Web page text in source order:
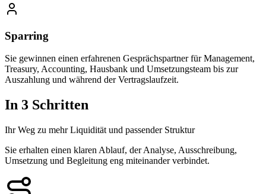
Sparring
Sie gewinnen einen erfahrenen Gesprächspartner für Management,
Treasury, Accounting, Hausbank und Umsetzungsteam bis zur
Auszahlung und während der Vertragslaufzeit.
In 3 Schritten
Ihr Weg zu mehr Liquidität und passender Struktur
Sie erhalten einen klaren Ablauf, der Analyse, Ausschreibung,
Umsetzung und Begleitung eng miteinander verbindet.